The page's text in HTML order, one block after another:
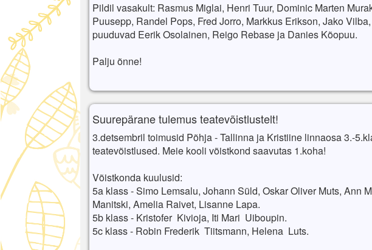
Pildil vasakult: Rasmus Miglai, Henri Tuur, Dominic Marten
Puusepp, Randel Pops, Fred Jorro, Markkus Erikson, Jako
puuduvad Eerik Osolainen, Reigo Rebase ja Danies Kõopuu.
Palju õnne!
Suurepärane tulemus teatevõistlustelt!
3.detsembril toimusid Põhja - Tallinna ja Kristiine linnaosa 3.-
teatevõistlused. Meie kooli võistkond saavutas 1.koha!
Võistkonda kuulusid:
5a klass - Simo Lemsalu, Johann Süld, Oskar Oliver Muts, Ann
Manitski, Amelia Raivet, Lisanne Lapa.
5b klass - Kristofer Kivioja, Iti Mari Uiboupin.
5c klass - Robin Frederik Tiitsmann, Helena Luts.